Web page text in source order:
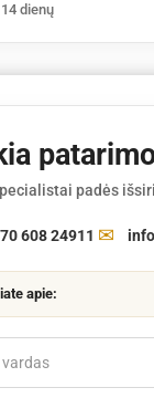
dienų
padės
608 24911
apie: